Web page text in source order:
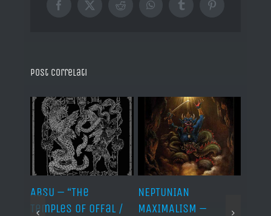
Facebook
X RedditWhatsAppTumblrPinterest
Post correlati
ABSU – “The
Temples of Offal /
NEPTUNIAN
MAXIMALISM –